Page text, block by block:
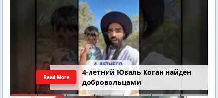
Последний шанс Ирана. Теракт в
Самарии // Новости Израиля.
Шарп. Финкель. Дубнов
Read More